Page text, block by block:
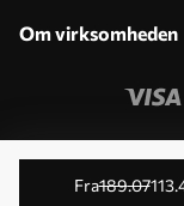
fra189.07113
Om virksomheden
© 2011-2026